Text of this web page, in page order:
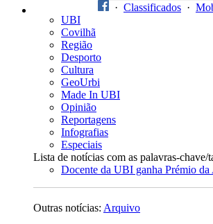
· Classificados ·
UBI
Covilhã
Região
Desporto
Cultura
GeoUrbi
Made In UBI
Opinião
Reportagens
Infografias
Especiais
Lista de notícias com as palavras-
Docente da UBI ganha Prémio da
Outras notícias: Arquivo